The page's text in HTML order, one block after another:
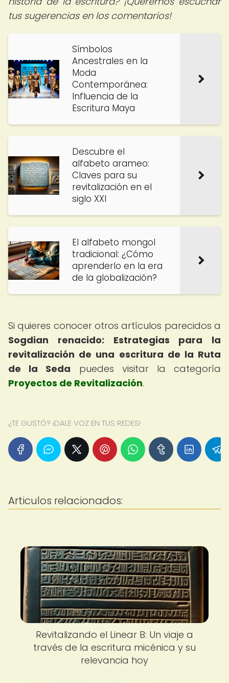
tus sugerencias en los comentarios!
Símbolos
Ancestrales en la
Moda
Contemporánea:
Influencia de la
Escritura Maya
Descubre el
alfabeto arameo:
Claves para su
revitalización en el
siglo XXI
El alfabeto mongol
tradicional: ¿Cómo
aprenderlo en la era
de la globalización?
Si quieres conocer otros artículos parecidos a
Sogdian renacido: Estrategias para la
revitalización de una escritura de la Ruta
de la Seda puedes visitar la categoría
Proyectos de Revitalización.
¿TE GUSTÓ? ¡DALE VOZ EN TUS REDES!
Articulos relacionados:
Revitalizando el Linear B: Un viaje a
través de la escritura micénica y su
relevancia hoy